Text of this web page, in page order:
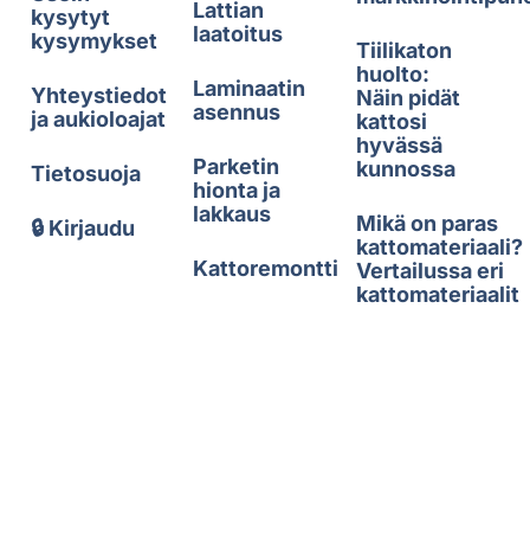
kysytyt
kysymykset
Yhteystiedot
ja aukioloajat
Tietosuoja
🔒 Kirjaudu
Lattian
laatoitus
Laminaatin
asennus
Parketin
hionta ja
lakkaus
Kattoremontti
Tiilikaton
huolto:
Näin pidät
kattosi
hyvässä
kunnossa
Mikä on paras
kattomateriaali?
Vertailussa eri
kattomateriaalit